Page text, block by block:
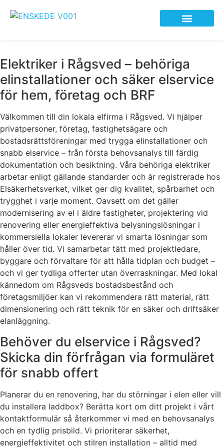
Elektriker i Rågsved – behöriga
elinstallationer och säker elservice
för hem, företag och BRF
Välkommen till din lokala elfirma i Rågsved. Vi hjälper
privatpersoner, företag, fastighetsägare och
bostadsrättsföreningar med trygga elinstallationer och
snabb elservice – från första behovsanalys till färdig
dokumentation och besiktning. Våra behöriga elektriker
arbetar enligt gällande standarder och är registrerade hos
Elsäkerhetsverket, vilket ger dig kvalitet, spårbarhet och
trygghet i varje moment. Oavsett om det gäller
modernisering av el i äldre fastigheter, projektering vid
renovering eller energieffektiva belysningslösningar i
kommersiella lokaler levererar vi smarta lösningar som
håller över tid. Vi samarbetar tätt med projektledare,
byggare och förvaltare för att hålla tidplan och budget –
och vi ger tydliga offerter utan överraskningar. Med lokal
kännedom om Rågsveds bostadsbestånd och
företagsmiljöer kan vi rekommendera rätt material, rätt
dimensionering och rätt teknik för en säker och driftsäker
elanläggning.
Behöver du elservice i Rågsved?
Skicka din förfrågan via formuläret
för snabb offert
Planerar du en renovering, har du störningar i elen eller vill
du installera laddbox? Berätta kort om ditt projekt i vårt
kontaktformulär så återkommer vi med en behovsanalys
och en tydlig prisbild. Vi prioriterar säkerhet,
energieffektivitet och stilren installation – alltid med